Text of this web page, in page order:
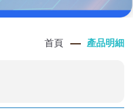
首頁 產品明細